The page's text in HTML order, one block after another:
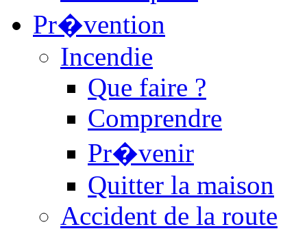
Pr�vention
Incendie
Que faire ?
Comprendre
Pr�venir
Quitter la maison
Accident de la route